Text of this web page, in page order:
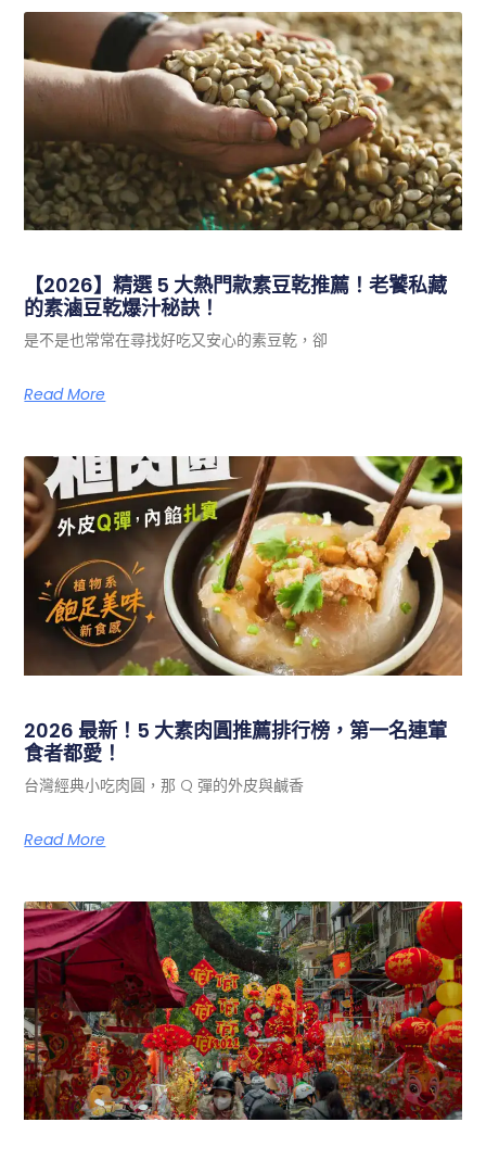
【2026】精選 5 大熱門款素豆乾推薦！老饕私藏
的素滷豆乾爆汁秘訣！
是不是也常常在尋找好吃又安心的素豆乾，卻
Read More
2026 最新！5 大素肉圓推薦排行榜，第一名連葷
食者都愛！
台灣經典小吃肉圓，那 Q 彈的外皮與鹹香
Read More